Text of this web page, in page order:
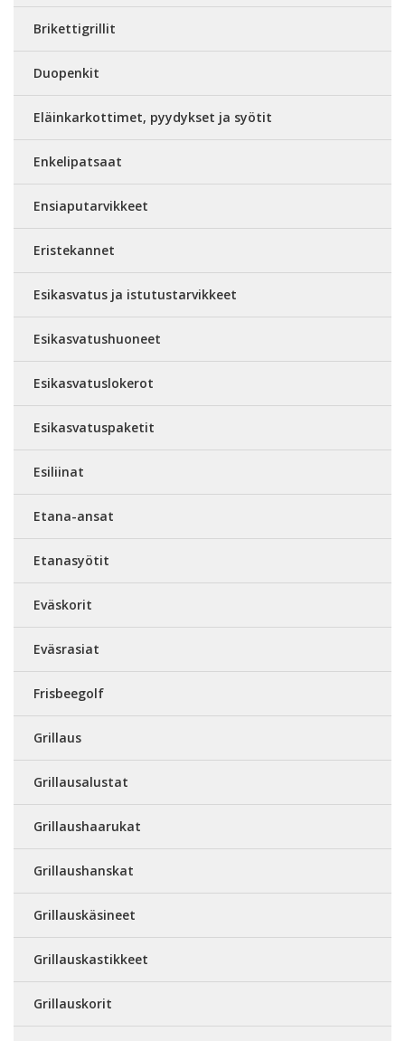
Brikettigrillit
Duopenkit
Eläinkarkottimet, pyydykset ja syötit
Enkelipatsaat
Ensiaputarvikkeet
Eristekannet
Esikasvatus ja istutustarvikkeet
Esikasvatushuoneet
Esikasvatuslokerot
Esikasvatuspaketit
Esiliinat
Etana-ansat
Etanasyötit
Eväskorit
Eväsrasiat
Frisbeegolf
Grillaus
Grillausalustat
Grillaushaarukat
Grillaushanskat
Grillauskäsineet
Grillauskastikkeet
Grillauskorit